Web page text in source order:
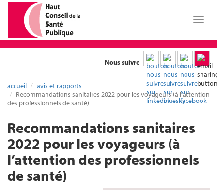
Toggle
Nous suivre
accueil
avis et rapports
Recommandations sanitaires 2022 pour les voyageurs (à l’attention
des professionnels de santé)
Recommandations sanitaires
2022 pour les voyageurs (à
l’attention des professionnels
de santé)